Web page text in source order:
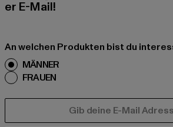
er E-Mail!
An welchen Produkten bist du
MÄNNER
FRAUEN